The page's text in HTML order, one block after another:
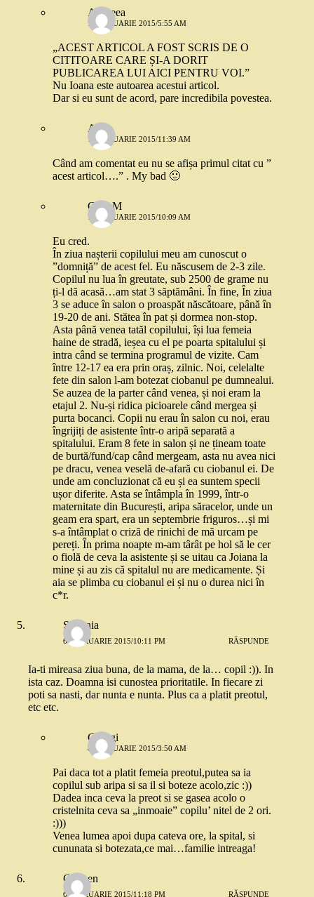
Andreea
7 FEBRUARIE 2015/5:55 AM
„ACEST ARTICOL A FOST SCRIS DE O
CITITOARE CARE ȘI-A DORIT
PUBLICAREA LUI AICI PENTRU VOI.”
Nu Ioana este autoarea acestui articol.
Dar si eu sunt de acord, pare incredibila povestea.
Alina
7 FEBRUARIE 2015/11:39 AM
Când am comentat eu nu se afișa primul citat cu ”
acest articol….” . My bad 🙂
CrinaM
7 FEBRUARIE 2015/10:09 AM
Eu cred.
În ziua nașterii copilului meu am cunoscut o
”domniță” de acest fel. Eu născusem de 2-3 zile.
Copilul nu lua în greutate, sub 2500 de grame nu
ți-l dă acasă…am stat 3 săptămâni. În fine, În ziua
3 se aduce în salon o proaspăt născătoare, până în
19-20 de ani. Stătea în pat și dormea non-stop.
Asta până venea tatăl copilului, își lua femeia
haine de stradă, ieșea cu el pe poarta spitalului și
intra când se termina programul de vizite. Cam
între 12-17 ea era prin oraș, zilnic. Noi, celelalte
fete din salon l-am botezat ciobanul pe dumnealui.
Se auzea de la parter când venea, și noi eram la
etajul 2. Nu-și ridica picioarele când mergea și
purta bocanci. Copii nu erau în salon cu noi, erau
îngrijiți de asistente într-o aripă separată a
spitalului. Eram 8 fete in salon și ne țineam toate
de burtă/fund/cap când mergeam, asta nu avea nici
pe dracu, venea veselă de-afară cu ciobanul ei. De
unde am concluzionat că eu și ea suntem specii
ușor diferite. Asta se întâmpla în 1999, într-o
maternitate din București, aripa săracelor, unde un
geam era spart, era un septembrie friguros…și mi
s-a întâmplat o criză de rinichi de mă urcam pe
pereți. În prima noapte m-am târât pe hol să le cer
o fiolă de ceva la asistente și se uitau ca Joiana la
mine și au zis că spitalul nu are medicamente. Și
aia se plimba cu ciobanul ei și nu o durea nici în
c*r.
Stefania
6 FEBRUARIE 2015/10:11 PM RĂSPUNDE
Ia-ti mireasa ziua buna, de la mama, de la… copil :)). In
ista caz. Doamna isi cunostea prioritatile. In fiecare zi
poti sa nasti, dar nunta e nunta. Plus ca a platit preotul,
etc etc.
Georgi
8 FEBRUARIE 2015/3:50 AM
Pai daca tot a platit femeia preotul,putea sa ia
copilul sub aripa si sa il si boteze acolo,zic :))
Dadea inca ceva la preot si se gasea acolo o
cristelnita ceva sa „inmoaie” copilu’ nitel de 2 ori.
:)))
Venea lumea apoi dupa cateva ore, la spital, si
cununata si botezata,ce mai…familie intreaga!
Carmen
6 FEBRUARIE 2015/11:18 PM RĂSPUNDE